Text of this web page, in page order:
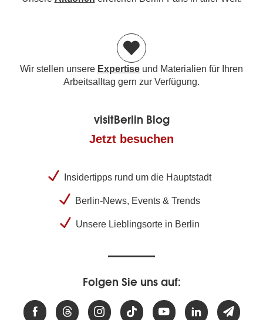
Wir stellen unsere Expertise und Materialien für Ihren
Arbeitsalltag gern zur Verfügung.
visitBerlin Blog
Jetzt besuchen
Insidertipps rund um die Hauptstadt
Berlin-News, Events & Trends
Unsere Lieblingsorte in Berlin
Folgen Sie uns auf: